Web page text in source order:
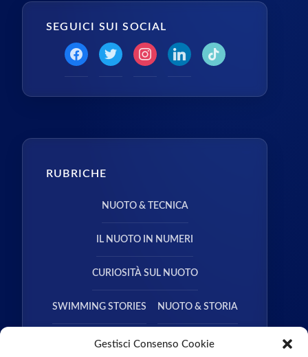
Gestisci Consenso Cookie
SEGUICI SUI SOCIAL
RUBRICHE
NUOTO & TECNICA
IL NUOTO IN NUMERI
CURIOSITÀ SUL NUOTO
SWIMMING STORIES NUOTO & STORIA
NUOTO & SALUTE